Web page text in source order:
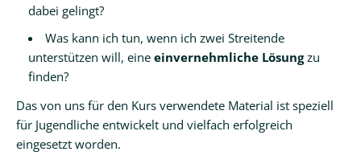
Streitschlichtung
Schulsanitätsdienst
Schülerkiosk
Schulgarten
Robotik
dabei gelingt?
Was kann ich tun, wenn ich zwei Streitende
unterstützen will, eine einvernehmliche Lösungzu
finden?
Das von uns für den Kurs verwendete Material ist speziell
für Jugendliche entwickelt und vielfach erfolgreich
eingesetzt worden.